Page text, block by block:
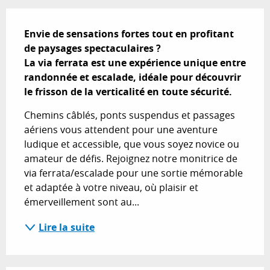
Envie de sensations fortes tout en profitant
de paysages spectaculaires ?
La via ferrata est une expérience unique entre
randonnée et escalade, idéale pour découvrir
le frisson de la verticalité en toute sécurité.
Chemins câblés, ponts suspendus et passages
aériens vous attendent pour une aventure
ludique et accessible, que vous soyez novice ou
amateur de défis. Rejoignez notre monitrice de
via ferrata/escalade pour une sortie mémorable
et adaptée à votre niveau, où plaisir et
émerveillement sont au...
Lire la suite